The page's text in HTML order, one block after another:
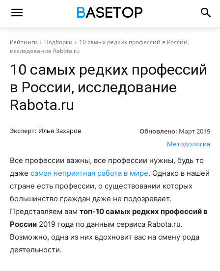
Рейтинги Подборки
10 самых редких профессий в России,
исследование Rabota.ru
10 самых редких профессий
в России, исследование
Rabota.ru
Эксперт: Илья Захаров Обновлено: Март 2019
Методология
Все профессии важны, все профессии нужны, будь то
даже самая неприятная работа в мире. Однако в нашей
стране есть профессии, о существовании которых
большинство граждан даже не подозревает.
Представляем вам топ-10 самых редких профессий в
России 2019 года по данным сервиса Rabota.ru.
Возможно, одна из них вдохновит вас на смену рода
деятельности.